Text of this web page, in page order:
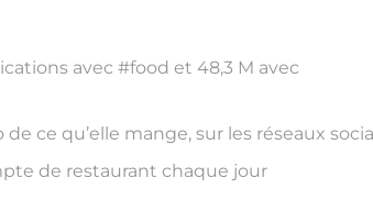
avec #food et 48,3 M avec
ce qu’elle mange, sur les réseaux
de restaurant chaque jour